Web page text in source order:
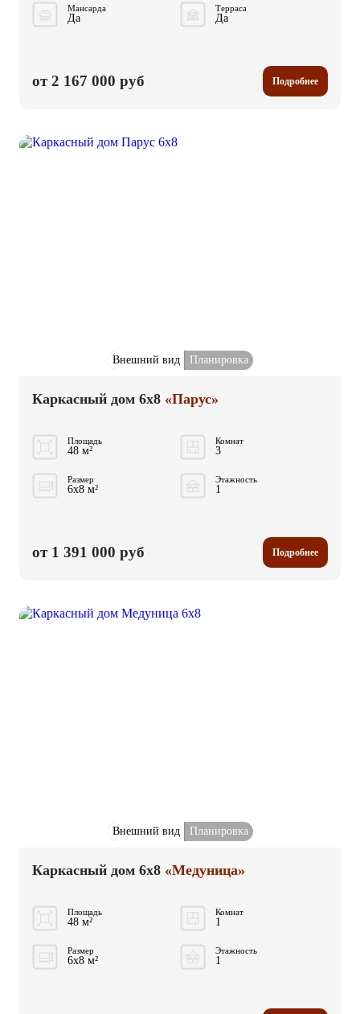
Мансарда
Да
Терраса
Да
от 2 167 000 руб Подробнее
Внешний вид Планировка
Каркасный дом 6x8 «Парус»
Площадь
48 м²
Комнат
3
Размер
6x8 м²
Этажность
1
от 1 391 000 руб Подробнее
Внешний вид Планировка
Каркасный дом 6x8 «Медуница»
Площадь
48 м²
Комнат
1
Размер
6x8 м²
Этажность
1